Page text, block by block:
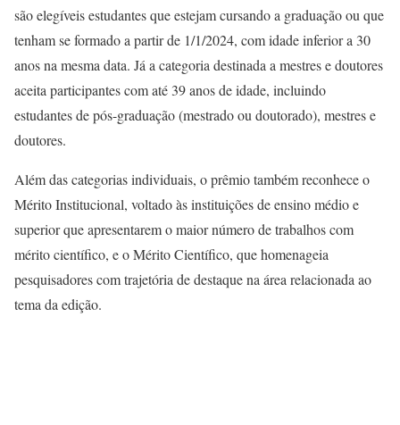
são elegíveis estudantes que estejam cursando a graduação ou que
tenham se formado a partir de 1/1/2024, com idade inferior a 30
anos na mesma data. Já a categoria destinada a mestres e doutores
aceita participantes com até 39 anos de idade, incluindo
estudantes de pós-graduação (mestrado ou doutorado), mestres e
doutores.
Além das categorias individuais, o prêmio também reconhece o
Mérito Institucional, voltado às instituições de ensino médio e
superior que apresentarem o maior número de trabalhos com
mérito científico, e o Mérito Científico, que homenageia
pesquisadores com trajetória de destaque na área relacionada ao
tema da edição.